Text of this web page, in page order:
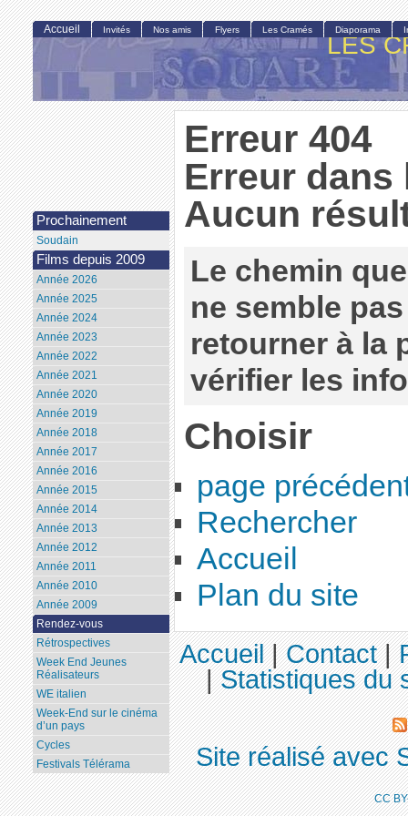
LES
Erreur 404
Erreur dans
Aucun
Le chemin
ne semble
retourner à la
vérifier les
Choisir
page
Rechercher
Accueil
Plan du site
Accueil Invités Nos amis Flyers Les Cramés Diaporama
Prochainement
Soudain
Films depuis 2009
Année 2026
Année 2025
Année 2024
Année 2023
Année 2022
Année 2021
Année 2020
Année 2019
Année 2018
Année 2017
Année 2016
Année 2015
Année 2014
Année 2013
Année 2012
Année 2011
Année 2010
Année 2009
Rendez-vous
Rétrospectives
Week End Jeunes
Réalisateurs
WE italien
Week-End sur le cinéma
d’un pays
Cycles
Festivals Télérama
Accueil|Contact|
|Statistiques du
Site réalisé avec
CC